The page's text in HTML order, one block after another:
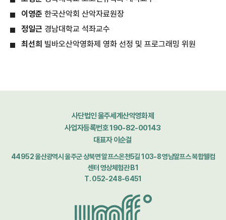
이영준 한국산악회 산악자료원장
정일근 경남대학교 석좌교수
최선희 빌바오산악영화제 영화 선정 및 프로그래밍 위원
사단법인 울주세계산악영화제
사업자등록번호 190-82-00143
대표자 이순걸
44952 울산광역시 울주군 상북면 알프스온천5길 103-8 영남알프스 복합웰컴
센터 영상체험관 B1
T. 052-248-6451